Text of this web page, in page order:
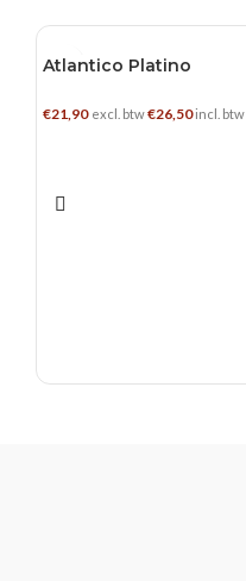
0.7 L
Atlantico Platino
€21,90 excl. btw€26,50incl. btw